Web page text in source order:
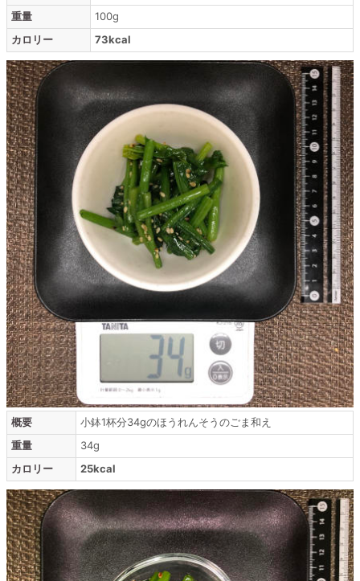
重量
100g
カロリー
73kcal
概要
小鉢1杯分34gのほうれんそうのごま和え
重量
34g
カロリー
25kcal